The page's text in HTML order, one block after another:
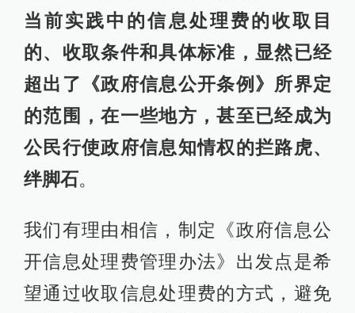
当前实践中的信息处理费的收取目
的、收取条件和具体标准，显然已经
超出了《政府信息公开条例》所界定
的范围，在一些地方，甚至已经成为
公民行使政府信息知情权的拦路虎、
绊脚石。
我们有理由相信，制定《政府信息公
开信息处理费管理办法》出发点是希
望通过收取信息处理费的方式，避免